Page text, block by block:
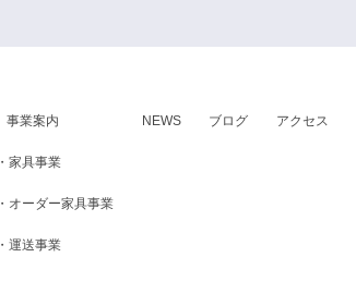
事業案内
・家具事業
・オーダー家具事業
・運送事業
NEWS ブログ アクセス